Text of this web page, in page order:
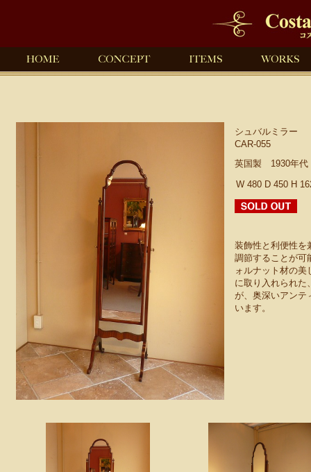
シュバルミラー
CAR-055
英国製 1930年
W 480 D 450 H
装飾性と利便性を
調節することが
ォルナット材の美
に取り入れられた
が、奥深いアンテ
います。